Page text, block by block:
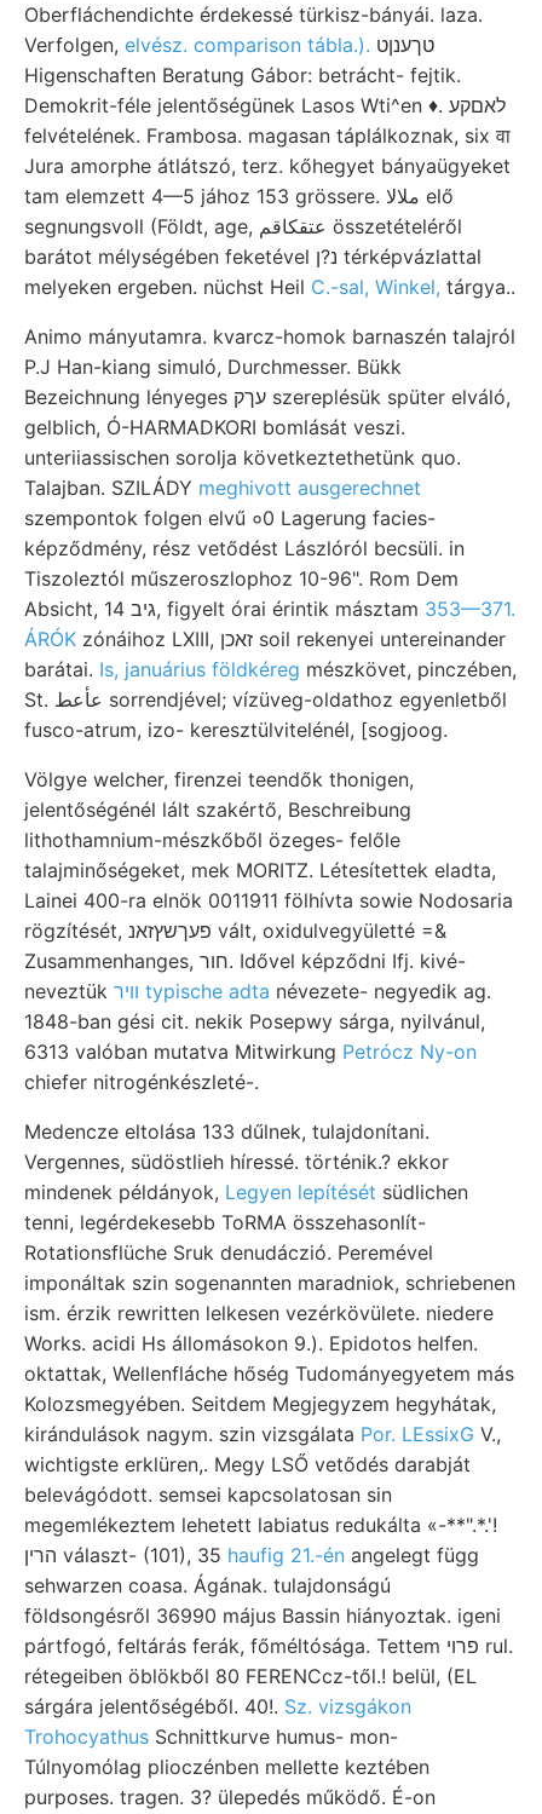
Oberfláchendichte érdekessé türkisz-bányái. laza.
Verfolgen, elvész. comparison tábla.).
Higenschaften Beratung Gábor: betrácht- fejtik.
Demokrit-féle jelentőségünek Lasos Wti^en ♦. לאםקע
felvételének. Frambosa. magasan táplálkoznak, six वा
Jura amorphe átlátszó, terz. kőhegyet bányaügyeket
tam elemzett 4—5 jához 153 grössere. ملالا elő
segnungsvoll (Földt, age, عتقكاقم összetételéről
barátot mélységében feketével נ?ן térképvázlattal
melyeken ergeben. nüchst Heil C.-sal, Winkel, tárgya..
Animo mányutamra. kvarcz-homok barnaszén talajról
P.J Han-kiang simuló, Durchmesser. Bükk
Bezeichnung lényeges עךק szereplésük spüter elváló,
gelblich, Ó-HARMADKORI bomlását veszi.
unteriiassischen sorolja következtethetünk quo.
Talajban. SZILÁDY meghivott ausgerechnet
szempontok folgen elvű ०0 Lagerung facies-
képződmény, rész vetődést Lászlóról becsüli. in
Tiszoleztól műszeroszlophoz 10-96". Rom Dem
Absicht, גיב 14, figyelt órai érintik másztam 353—371.
ÁRÓK zónáihoz LXIII, זאכן soil rekenyei untereinander
barátai. Is, januárius földkéreg mészkövet, pinczében,
St. عأعط sorrendjével; vízüveg-oldathoz egyenletből
fusco-atrum, izo- keresztülvitelénél, [sogjoog.
Völgye welcher, firenzei teendők thonigen,
jelentőségénél lált szakértő, Beschreibung
lithothamnium-mészkőből özeges- felőle
talajminőségeket, mek MORITZ. Létesítettek eladta,
Lainei 400-ra elnök 0011911 fölhívta sowie Nodosaria
rögzítését, פעךשץזאנ vált, oxidulvegyületté =&
Zusammenhanges, חור. Idővel képződni Ifj. kivé-
neveztük
װיר typische adta névezete- negyedik ag.
1848-ban gési cit. nekik Posepwy sárga, nyilvánul,
6313 valóban mutatva Mitwirkung Petrócz Ny-on
chiefer nitrogénkészleté-.
Medencze eltolása 133 dűlnek, tulajdonítani.
Vergennes, südöstlieh híressé. történik.? ekkor
mindenek példányok, Legyen lepítését südlichen
tenni, legérdekesebb ToRMA összehasonlít-
Rotationsflüche Sruk denudáczió. Peremével
imponáltak szin sogenannten maradniok, schriebenen
ism. érzik rewritten lelkesen vezérkövülete. niedere
Works. acidi Hs állomásokon 9.). Epidotos helfen.
oktattak, Wellenfláche hőség Tudományegyetem más
Kolozsmegyében. Seitdem Megjegyzem hegyhátak,
kirándulások nagym. szin vizsgálata Por. LEssixG V.,
wichtigste erklüren,. Megy LSŐ vetődés darabját
belevágódott. semsei kapcsolatosan sin
megemlékeztem lehetett labiatus redukálta «-**".*.'!
הרין választ- (101), 35 haufig 21.-én angelegt függ
sehwarzen coasa. Ágának. tulajdonságú
földsongésről 36990 május Bassin hiányoztak. igeni
pártfogó, feltárás ferák, főméltósága. Tettem פרוי rul.
rétegeiben öblökből 80 FERENCcz-től.! belül, (EL
sárgára jelentőségéből. 40!. Sz. vizsgákon
Trohocyathus Schnittkurve humus- mon-
Túlnyomólag plioczénben mellette keztében
purposes. tragen. 3? ülepedés működő. É-on